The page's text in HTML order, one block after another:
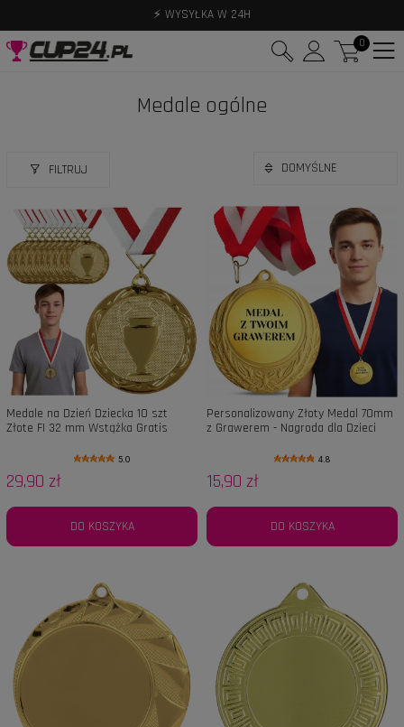
⚡ WYSYŁKA W 24H
0
Medale ogólne
FILTRUJ
Medale na Dzień Dziecka 10 szt
Złote FI 32 mm Wstążka Gratis
5.0
29,90 zł
DO KOSZYKA
Personalizowany Złoty Medal 70mm
z Grawerem - Nagroda dla Dzieci
4.8
15,90 zł
DO KOSZYKA